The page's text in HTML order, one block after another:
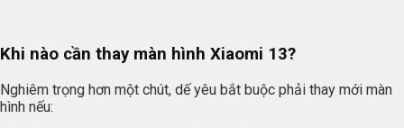
Khi nào cần thay màn hình Xiaomi 13?
Nghiêm trọng hơn một chút, dế yêu bắt buộc phải thay mới màn
hình nếu: